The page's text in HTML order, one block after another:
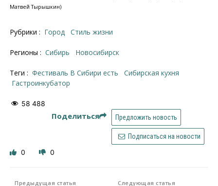
Матвей Тырышкин)
Рубрики : Город Стиль жизни
Регионы : Сибирь Новосибирск
Теги : фестиваль В Сибири есть
сибирская кухня
гастроинкубатор
58 488
Поделиться Предложить новость
Подписаться на новости
0 0
Предыдущая статья Следующая статья